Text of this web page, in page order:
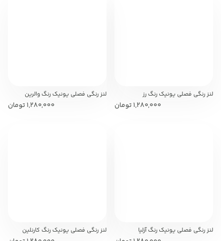
لنز رنگی فصلی یونیک رنگ رز
1,280,000تومان
لنز رنگی فصلی یونیک رنگ والرین
1,280,000تومان
لنز رنگی فصلی یونیک رنگ آزلیا لنز رنگی فصلی یونیک رنگ کارنلین